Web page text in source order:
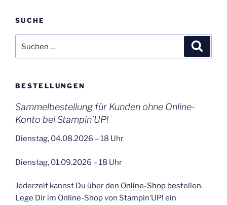
SUCHE
nach:
BESTELLUNGEN
Sammelbestellung für Kunden ohne Online-
Konto bei Stampin’UP!
Dienstag, 04.08.2026 – 18 Uhr
Dienstag, 01.09.2026 – 18 Uhr
Jederzeit kannst Du über den Online-Shop bestellen.
Lege Dir im Online-Shop von Stampin’UP! ein